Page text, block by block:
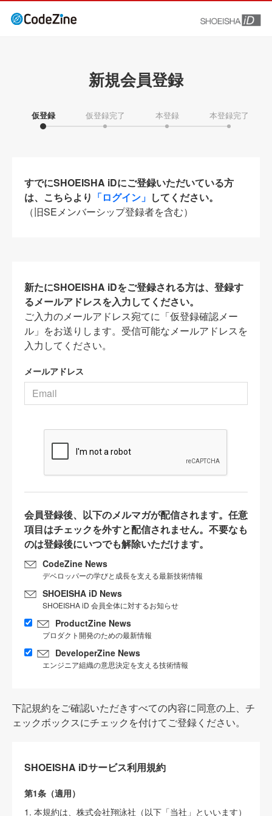
新規会員登録
仮登録 仮登録完了 本登録 本登録完了
すでにSHOEISHA iDにご登録いただいている方
は、こちらより 「ログイン」 してください。
（旧SEメンバーシップ登録者を含む）
新たにSHOEISHA iDをご登録される方は、登録す
るメールアドレスを入力してください。
ご入力のメールアドレス宛てに「仮登録確認メー
ル」をお送りします。受信可能なメールアドレスを
入力してください。
メールアドレス
会員登録後、以下のメルマガが配信されます。任意
項目はチェックを外すと配信されません。不要なも
のは登録後にいつでも解除いただけます。
CodeZine News
デベロッパーの学びと成長を支える最新技術情報
SHOEISHA iD News
SHOEISHA iD 会員全体に対するお知らせ
ProductZine News
プロダクト開発のための最新情報
DeveloperZine News
エンジニア組織の意思決定を支える技術情報
下記規約をご確認いただきすべての内容に同意の上、チ
ェックボックスにチェックを付けてご登録ください。
SHOEISHA iDサービス利用規約
第1条（適用）
1. 本規約は、株式会社翔泳社（以下「当社」といいます）